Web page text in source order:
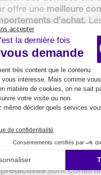
offre une meilleure
d’achat.
alorspersonnaliser
et services, ce qui
la fidélité et la
des
et plus
les données de
la mise en place de
d’un partenariat
,
sont